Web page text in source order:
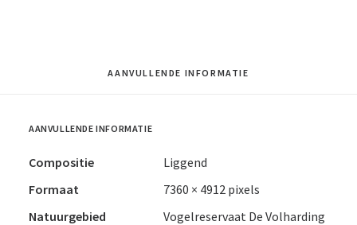
AANVULLENDE INFORMATIE
AANVULLENDE INFORMATIE
Compositie
Liggend
Formaat
7360 × 4912 pixels
Natuurgebied
Vogelreservaat De Volharding